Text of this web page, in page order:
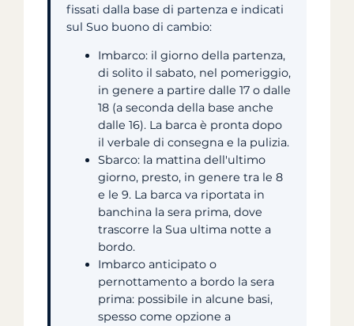
fissati dalla base di partenza e indicati
sul Suo buono di cambio:
Imbarco: il giorno della partenza,
di solito il sabato, nel pomeriggio,
in genere a partire dalle 17 o dalle
18 (a seconda della base anche
dalle 16). La barca è pronta dopo
il verbale di consegna e la pulizia.
Sbarco: la mattina dell'ultimo
giorno, presto, in genere tra le 8
e le 9. La barca va riportata in
banchina la sera prima, dove
trascorre la Sua ultima notte a
bordo.
Imbarco anticipato o
pernottamento a bordo la sera
prima: possibile in alcune basi,
spesso come opzione a